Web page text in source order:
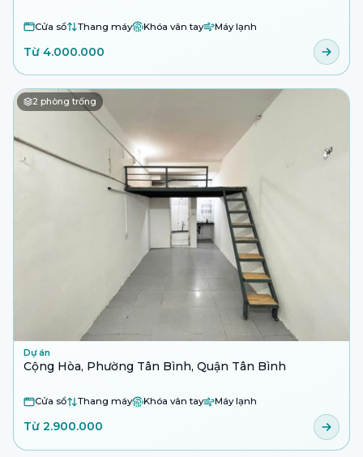
Cửa sổ Thang máy Khóa vân tay Máy lạnh
Từ 4.000.000
2 phòng trống
Dự án
Cộng Hòa, Phường Tân Bình, Quận Tân Bình
Cửa sổ Thang máy Khóa vân tay Máy lạnh
Từ 2.900.000